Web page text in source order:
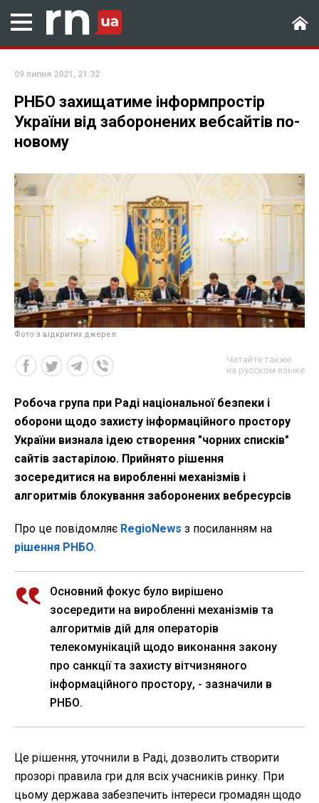
09 липня 2021, 21:32
РНБО захищатиме інформпростір
України від заборонених вебсайтів по-
новому
Фото з відкритих джерел
Читайте также
на русском языке
Робоча група при Раді національної безпеки і
оборони щодо захисту інформаційного простору
України визнала ідею створення "чорних списків"
сайтів застарілою. Прийнято рішення
зосередитися на виробленні механізмів і
алгоритмів блокування заборонених вебресурсів
Про це повідомляє RegioNews з посиланням на
рішення РНБО.
Основний фокус було вирішено
зосередити на виробленні механізмів та
алгоритмів дій для операторів
телекомунікацій щодо виконання закону
про санкції та захисту вітчизняного
інформаційного простору, - зазначили в
РНБО.
Це рішення, уточнили в Раді, дозволить створити
прозорі правила гри для всіх учасників ринку. При
цьому держава забезпечить інтереси громадян щодо